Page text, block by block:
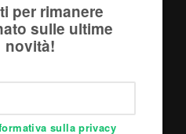
S.r.l. - P.IVA
31/A - 37060, Castel
(Verona)
per rimanere
sulle ultime
novità!
sulla privacy